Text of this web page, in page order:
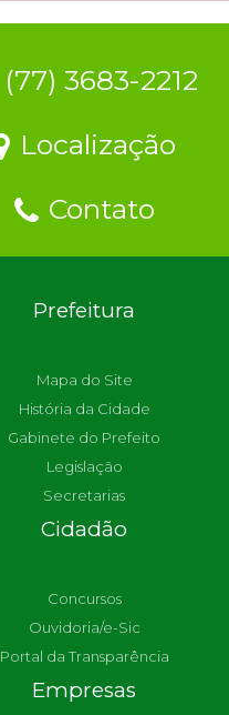
(77) 3683-2212
Localização
Contato
Prefeitura
Mapa do Site
História da Cidade
Gabinete do Prefeito
Legislação
Secretarias
Cidadão
Concursos
Ouvidoria/e-Sic
Portal da Transparência
Empresas